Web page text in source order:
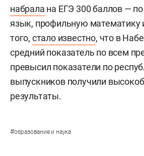
набрала на ЕГЭ 300 баллов — по
язык, профильную
того, стало известно, что в
средний показатель по всем
превысил показатели по
выпускников получили
результаты.
#образование и наука